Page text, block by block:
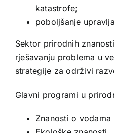
katastrofe;
poboljšanje
Sektor prirodnih
rješavanju problema u
strategije za održivi
Glavni programi u
Znanosti o vodama